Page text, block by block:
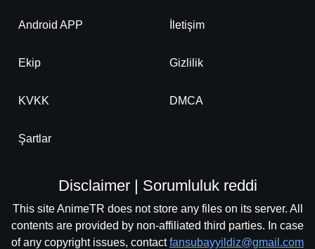
Android APP İletişim
Ekip Gizlilik
KVKK DMCA
Şartlar
Disclaimer | Sorumluluk reddi
This site AnimeTR does not store any files on its server. All
contents are provided by non-affiliated third parties. In case
of any copyright issues, contactfansubayyildiz@gmail.com